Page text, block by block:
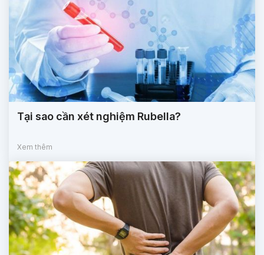
Tại sao cần xét nghiệm Rubella?
Xem thêm